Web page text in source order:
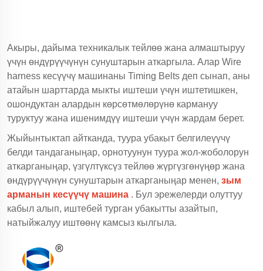
Акыры, дайыма техникалык тейлөө жана алмаштыруу
үчүн өндүрүүчүнүн сунуштарын аткаргыла. Алар Wire
harness кесүүчү машинаны Timing Belts деп сынап, аны
атайын шарттарда мыкты иштеши үчүн иштетишкен,
ошондуктан алардын көрсөтмөлөрүнө кармануу
туруктуу жана ишенимдүү иштеши үчүн жардам берет.
Жыйынтыктап айтканда, туура убакыт белгилеүүчү
белди тандаганыңар, орнотуунун туура жол-жоболорун
аткарганыңар, үзгүлтүксүз тейлөө жүргүзгөнүңөр жана
өндүрүүчүнүн сунуштарын аткарганыңар менен, зым
арманын кесүүчү машина . Бул эрежелерди олуттуу
кабыл алып, иштебей турган убакытты азайтып,
натыйжалуу иштөөнү камсыз кылгыла.